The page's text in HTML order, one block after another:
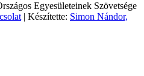
Egyesületeinek Szövetsége
| Készítette: Simon Nándor,